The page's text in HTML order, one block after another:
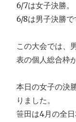
6/7は女子決勝。
6/8は男子決勝で
この大会では、
表の個人総合枠
本日の女子の決
りました。
笹田は4月の全